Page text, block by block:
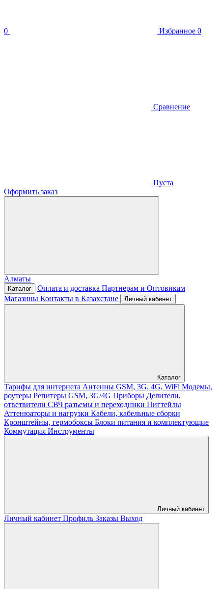
0 Избранное 0
Сравнение
Пуста
Оформить заказ
Алматы
Каталог Оплата и доставка Партнерам и Оптовикам
Магазины Контакты в Казахстане Личный кабинет
Каталог
Тарифы для интернета Антенны GSM, 3G, 4G, WiFi Модемы,
роутеры Репитеры GSM, 3G/4G Приборы Делители,
ответвители СВЧ разъемы и переходники Пигтейлы
Аттенюаторы и нагрузки Кабели, кабельные сборки
Кронштейны, гермобоксы Блоки питания и комплектующие
Коммутация Инструменты
Личный кабинет
Личный кабинет Профиль Заказы Выход